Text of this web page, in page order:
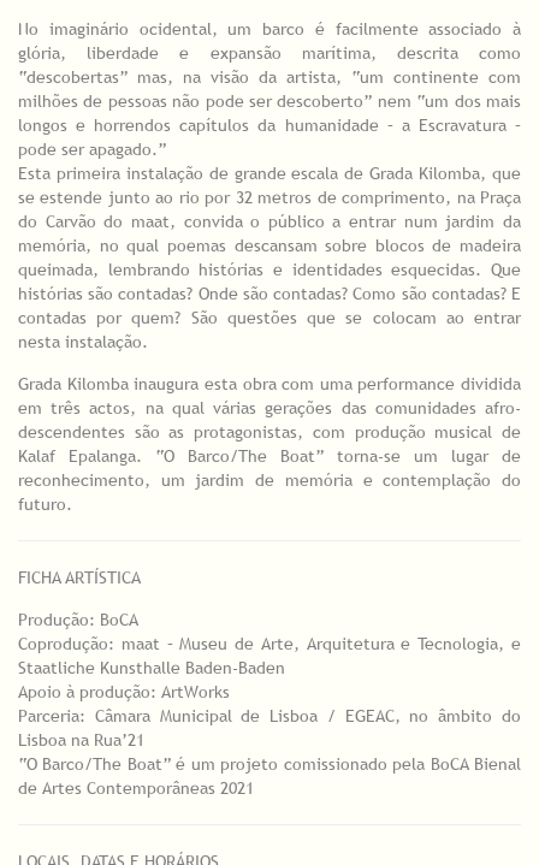
No imaginário ocidental, um barco é facilmente associado à
glória, liberdade e expansão marítima, descrita como
“descobertas” mas, na visão da artista, “um continente com
milhões de pessoas não pode ser descoberto” nem “um dos mais
longos e horrendos capítulos da humanidade – a Escravatura –
pode ser apagado.”
Esta primeira instalação de grande escala de Grada Kilomba, que
se estende junto ao rio por 32 metros de comprimento, na Praça
do Carvão do maat, convida o público a entrar num jardim da
memória, no qual poemas descansam sobre blocos de madeira
queimada, lembrando histórias e identidades esquecidas. Que
histórias são contadas? Onde são contadas? Como são contadas? E
contadas por quem? São questões que se colocam ao entrar
nesta instalação.
Grada Kilomba inaugura esta obra com uma performance dividida
em três actos, na qual várias gerações das comunidades afro-
descendentes são as protagonistas, com produção musical de
Kalaf Epalanga. “O Barco/The Boat” torna-se um lugar de
reconhecimento, um jardim de memória e contemplação do
futuro.
FICHA ARTÍSTICA
Produção: BoCA
Coprodução: maat – Museu de Arte, Arquitetura e Tecnologia, e
Staatliche Kunsthalle Baden-Baden
Apoio à produção: ArtWorks
Parceria: Câmara Municipal de Lisboa / EGEAC, no âmbito do
Lisboa na Rua’21
“O Barco/The Boat” é um projeto comissionado pela BoCA Bienal
de Artes Contemporâneas 2021